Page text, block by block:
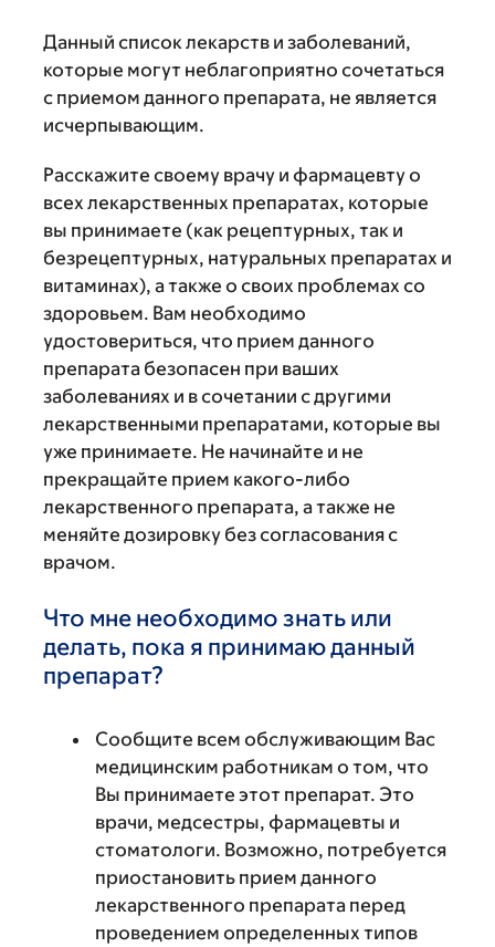
Данный список лекарств и заболеваний,
которые могут неблагоприятно сочетаться
с приемом данного препарата, не является
исчерпывающим.
Расскажите своему врачу и фармацевту о
всех лекарственных препаратах, которые
вы принимаете (как рецептурных, так и
безрецептурных, натуральных препаратах и
витаминах), а также о своих проблемах со
здоровьем. Вам необходимо
удостовериться, что прием данного
препарата безопасен при ваших
заболеваниях и в сочетании с другими
лекарственными препаратами, которые вы
уже принимаете. Не начинайте и не
прекращайте прием какого-либо
лекарственного препарата, а также не
меняйте дозировку без согласования с
врачом.
Что мне необходимо знать или
делать, пока я принимаю данный
препарат?
Сообщите всем обслуживающим Вас
медицинским работникам о том, что
Вы принимаете этот препарат. Это
врачи, медсестры, фармацевты и
стоматологи. Возможно, потребуется
приостановить прием данного
лекарственного препарата перед
проведением определенных типов